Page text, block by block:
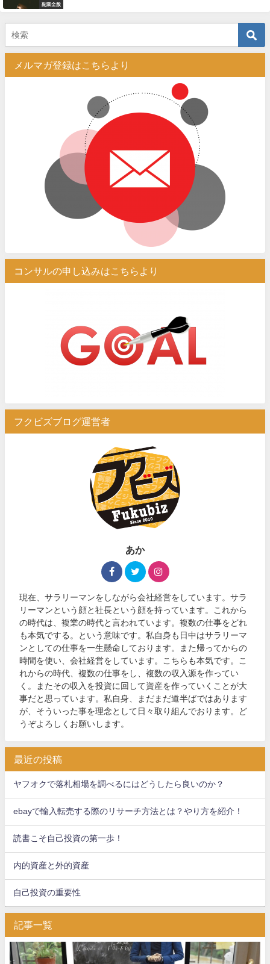
副業全般
メルマガ登録はこちらより
コンサルの申し込みはこちらより
フクビズブログ運営者
あか
現在、サラリーマンをしながら会社経営をしています。サラ
リーマンという顔と社長という顔を持っています。これから
の時代は、複業の時代と言われています。複数の仕事をどれ
も本気でする。という意味です。私自身も日中はサラリーマ
ンとしての仕事を一生懸命しております。また帰ってからの
時間を使い、会社経営をしています。こちらも本気です。こ
れからの時代、複数の仕事をし、複数の収入源を作ってい
く。またその収入を投資に回して資産を作っていくことが大
事だと思っています。私自身、まだまだ道半ばではあります
が、そういった事を理念として日々取り組んでおります。ど
うぞよろしくお願いします。
最近の投稿
ヤフオクで落札相場を調べるにはどうしたら良いのか？
ebayで輸入転売する際のリサーチ方法とは？やり方を紹介！
読書こそ自己投資の第一歩！
内的資産と外的資産
自己投資の重要性
記事一覧